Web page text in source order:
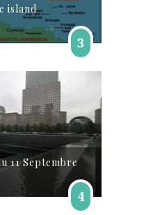
island
3
11 Septembre
4